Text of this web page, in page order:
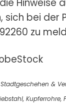
Hinweise
sich bei der
zu
Stadtgeschehen &
, Kupferrohre,